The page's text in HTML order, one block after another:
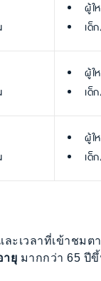
ผู้ใ
เด็
ผู้ใ
เด็
ผู้ใ
เด็
ะเวลาที่เข้าชมต
ายุ มากกว่า 65 ปีขึ้